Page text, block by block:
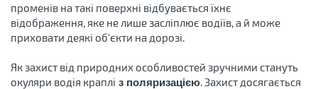
променів на такі поверхні відбувається їхнє
відображення, яке не лише засліплює водіїв, а й може
приховати деякі об'єкти на дорозі.
Як захист від природних особливостей зручними стануть
окуляри водія краплі з поляризацією. Захист досягається